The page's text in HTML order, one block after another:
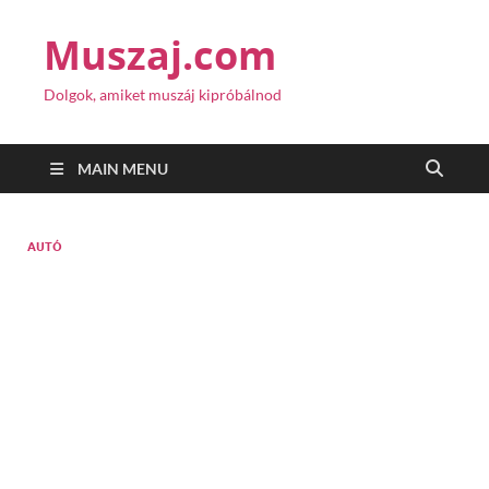
Muszaj.com
Dolgok, amiket muszáj kipróbálnod
MAIN MENU
AUTÓ